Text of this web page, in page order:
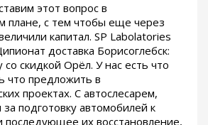
этот вопрос в
плане, с тем чтобы еще через
капитал. SP Labolatories
доставка Борисоглебск:
скидкой Орёл. У нас есть что
что предложить в
проектах. С автослесарем,
подготовку автомобилей к
последующее их восстановление,